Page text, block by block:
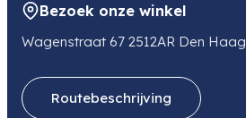
Bezoek onze winkel
Wagenstraat 67 2512AR Den Haag
Routebeschrijving